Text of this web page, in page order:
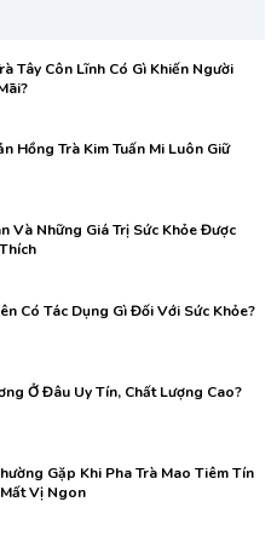
Tây Côn Lĩnh Có Gì Khiến Người
Hồng Trà Kim Tuấn Mi Luôn Giữ
Và Những Giá Trị Sức Khỏe Được
Có Tác Dụng Gì Đối Với Sức Khỏe?
Ở Đâu Uy Tín, Chất Lượng Cao?
Gặp Khi Pha Trà Mao Tiêm Tín
Vị Ngon